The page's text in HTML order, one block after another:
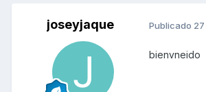
joseyjaque Publicado
bienvneido